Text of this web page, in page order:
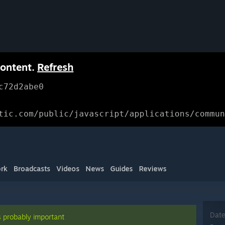
Refresh
public/javascript/applications/
Broadcasts Videos News Guides Reviews
probably important